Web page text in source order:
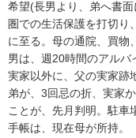
希望(長男より、弟へ書
圏での生活保護を打切り
に至る。母の通院、買物
男は、週20時間のアルバ
実家以外に、父の実家跡
弟が、3回忌の折、実家
ことが、先月判明。駐車
手帳は、現在母が所持。